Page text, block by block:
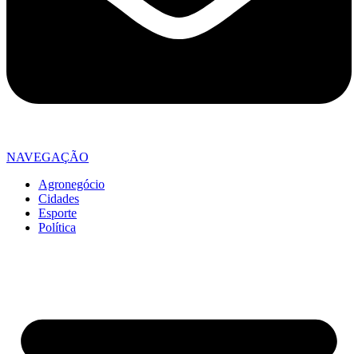
NAVEGAÇÃO
Agronegócio
Cidades
Esporte
Política